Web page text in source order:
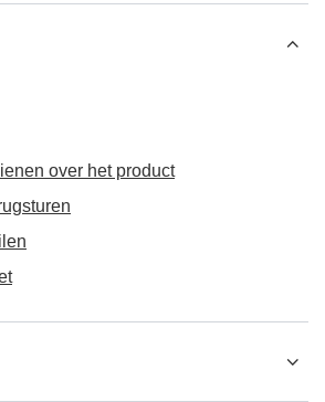
over het product